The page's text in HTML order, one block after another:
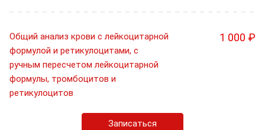
Общий анализ крови с лейкоцитарной
формулой и ретикулоцитами, с
ручным пересчетом лейкоцитарной
формулы, тромбоцитов и
ретикулоцитов
1 000 ₽
Записаться